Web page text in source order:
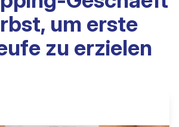
um erste
zu erzielen